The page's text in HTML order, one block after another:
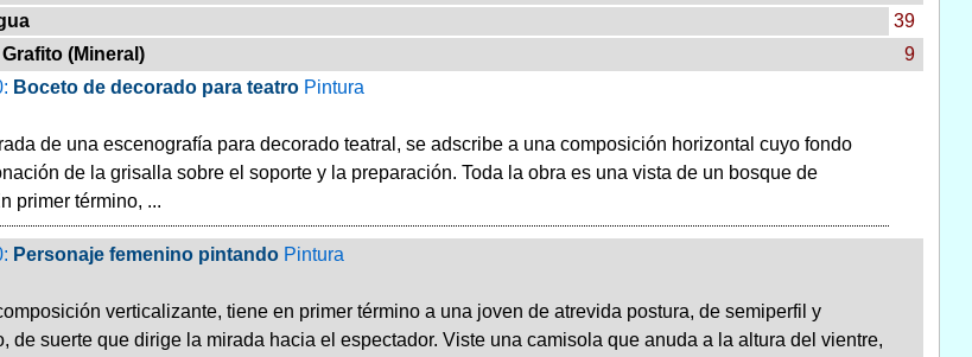
39
(Mineral)
9
Boceto de decorado para teatro Pintura
de una escenografía para decorado teatral, se adscribe a una composición horizontal cuyo fondo
de la grisalla sobre el soporte y la preparación. Toda la obra es una vista de un bosque de
primer término, ...
Personaje femenino pintando Pintura
verticalizante, tiene en primer término a una joven de atrevida postura, de semiperfil y
de suerte que dirige la mirada hacia el espectador. Viste una camisola que anuda a la altura del vientre,